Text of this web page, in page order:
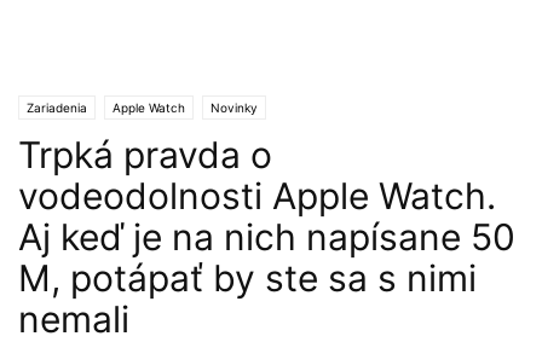
Zariadenia Apple Watch Novinky
Trpká pravda o
vodeodolnosti Apple Watch.
Aj keď je na nich napísane 50
M, potápať by ste sa s nimi
nemali